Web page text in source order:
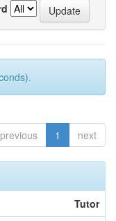
previous 1 next
Tutor